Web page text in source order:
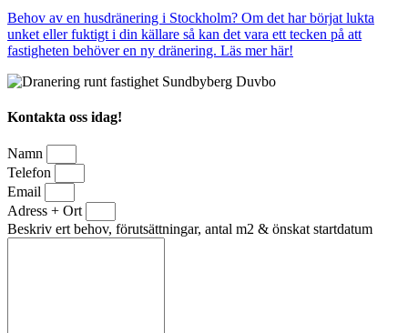
Behov av en husdränering i Stockholm? Om det har börjat lukta
unket eller fuktigt i din källare så kan det vara ett tecken på att
fastigheten behöver en ny dränering. Läs mer här!
Kontakta oss idag!
Namn
Telefon
Email
Adress + Ort
Beskriv ert behov, förutsättningar, antal m2 & önskat startdatum